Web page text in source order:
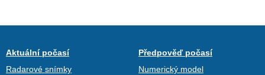
Aktuální počasí
Radarové snímky
Předpověď počasí
Numerický model